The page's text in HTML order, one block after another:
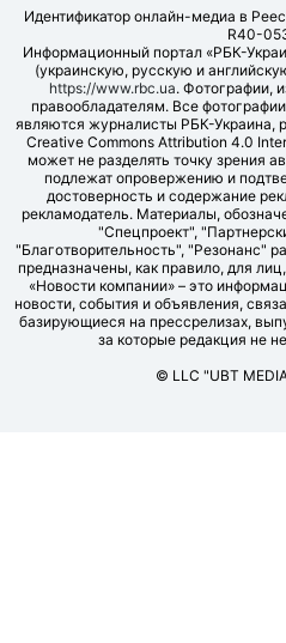
Идентификатор онлайн-медиа в
R40-
Информационный портал «РБК-
(украинскую, русскую и
https://www.rbc.ua. Фотографии,
правообладателям. Все
являются журналисты РБК-Украина,
Creative Commons Attribution 4.0
может не разделять точку зрения
подлежат опровержению и
достоверность и содержание
рекламодатель. Материалы,
"Спецпроект",
"Благотворительность", "Резонанс"
предназначены, как правило, для
«Новости компании» – это
новости, события и объявления,
базирующиеся на прессрелизах,
за которые редакция не
© LLC "UBT